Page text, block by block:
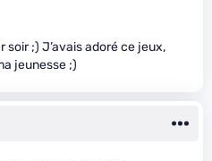
soir ;) J’avais adoré ce jeux,
jeunesse ;)